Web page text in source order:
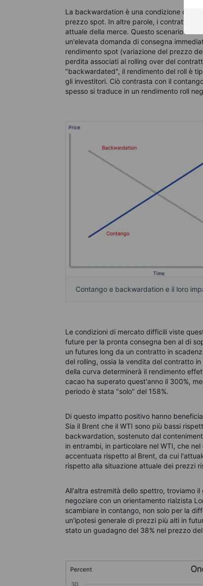
La backwardation è una condizione di
prezzo spot. In altre parole, i contratti per
attuale della merce. Questo scenario si
un'elevata domanda di consegna
rendimento spot (variazione del prezzo
perdita associati al rolling over del
"backwardated", il rendimento del roll è
gli investitori. Ciò contrasta con il
spesso si traduce in un rendimento roll
Contango e backwardation e il loro
Le condizioni di mercato difficili viste
future per la pronta consegna ben al di
un futures long da un contratto in
del rolling, ossia la vendita del contratto
della curva determinerà il rendimento
cacao ha superato quest'anno il 300%,
periodo è stata "solo" del 158%.
Di questo impatto positivo hanno
Sia il Brent che il WTI sono più bassi
backwardation, sostenuto dal
in entrambi, in particolare nel WTI, che
accentuata rispetto al Brent, da cui
rispetto alla situazione attuale dei prezzi
All'altra estremità dello spettro, troviamo
negoziare con un orientamento rialzista
scambiare in contango, non solo per la
un'ipotesi generale di prezzi più alti in
stato un guadagno del 38% nel prezzo